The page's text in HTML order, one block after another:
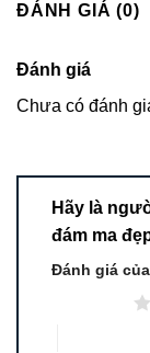
ĐÁNH GIÁ (0)
Đánh giá
Chưa có đánh
Hãy là
đám ma
Đánh giá